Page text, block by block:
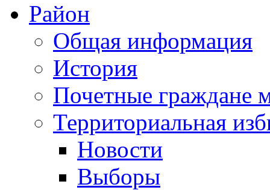
Район
Общая информация
История
Почетные граждане
Территориальная
Новости
Выборы